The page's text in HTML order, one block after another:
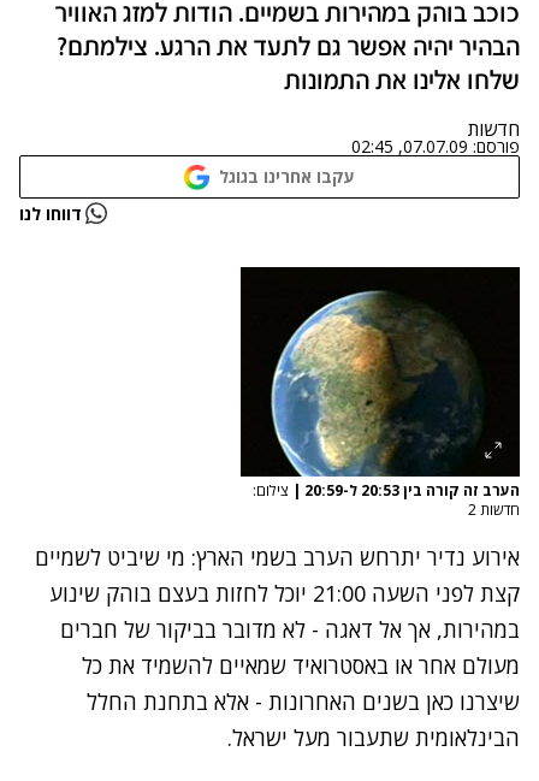
כוכב בוהק במהירות בשמיים. הודות למזג האוויר
הבהיר יהיה אפשר גם לתעד את הרגע. צילמתם?
שלחו אלינו את התמונות
חדשות
פורסם: 07.07.09, 02:45
עקבו אחרינו בגוגל
דווחו לנו
הערב זה קורה בין 20:53 ל-20:59 | צילום:
חדשות 2
אירוע נדיר יתרחש הערב בשמי הארץ: מי שיביט לשמיים
קצת לפני השעה 21:00 יוכל לחזות בעצם בוהק שינוע
במהירות, אך אל דאגה - לא מדובר בביקור של חברים
מעולם אחר או באסטרואיד שמאיים להשמיד את כל
שיצרנו כאן בשנים האחרונות - אלא בתחנת החלל
הבינלאומית שתעבור מעל ישראל.